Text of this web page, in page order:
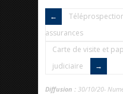
assurances
Carte de visite et
judiciaire
Diffusion : 30/10/20-